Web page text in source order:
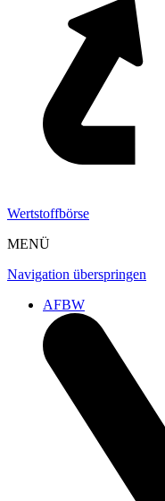
Wertstoffbörse
MENÜ
Navigation überspringen
AFBW